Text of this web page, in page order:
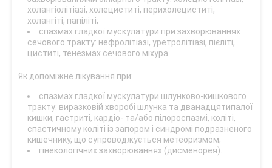
холангіолітіазі, холециститі, перихолециститі,
холангіті, папіліті;
спазмах гладкої мускулатури при захворюваннях
сечового тракту: нефролітіазі, уретролітіазі, пієліті,
циститі, тенезмах сечового міхура.
Як допоміжне лікування при:
спазмах гладкої мускулатури шлунково-кишкового
тракту: виразковій хворобі шлунка та дванадцятипалої
кишки, гастриті, кардіо- та/або пілороспазмі, коліті,
спастичному коліті із запором і синдромі подразненого
кишечнику, що супроводжується метеоризмом;
гінекологічних захворюваннях (дисменорея).